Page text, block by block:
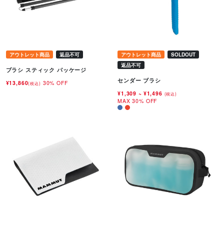
アウトレット商品 返品不可
ブラシ スティック パッケージ
¥13,860(税込) 30% OFF
アウトレット商品
SOLDOUT
返品不可
センダー ブラシ
¥1,309 ~ ¥1,496 (税込)
MAX 30% OFF